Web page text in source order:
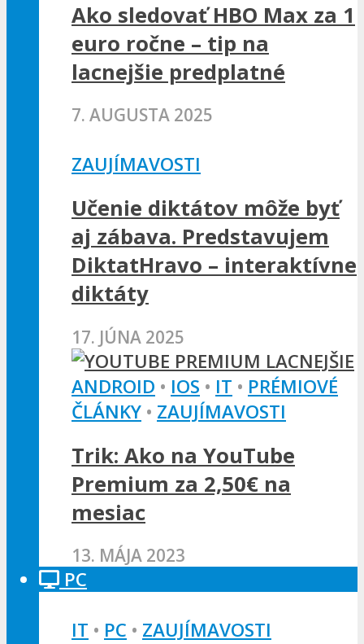
Ako sledovať HBO Max za 1
euro ročne – tip na
lacnejšie predplatné
7. AUGUSTA 2025
ZAUJÍMAVOSTI
Učenie diktátov môže byť
aj zábava. Predstavujem
DiktatHravo – interaktívne
diktáty
17. JÚNA 2025
ANDROID • IOS • IT • PRÉMIOVÉ
ČLÁNKY • ZAUJÍMAVOSTI
Trik: Ako na YouTube
Premium za 2,50€ na
mesiac
13. MÁJA 2023
PC
IT • PC • ZAUJÍMAVOSTI